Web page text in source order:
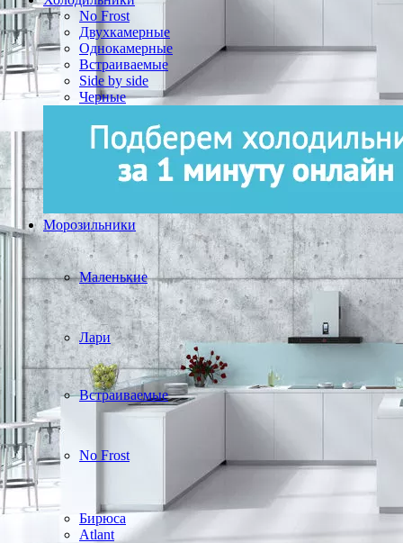
No Frost
Двухкамерные
Однокамерные
Встраиваемые
Side by side
Черные
Морозильники
Маленькие
Лари
Встраиваемые
No Frost
Бирюса
Atlant